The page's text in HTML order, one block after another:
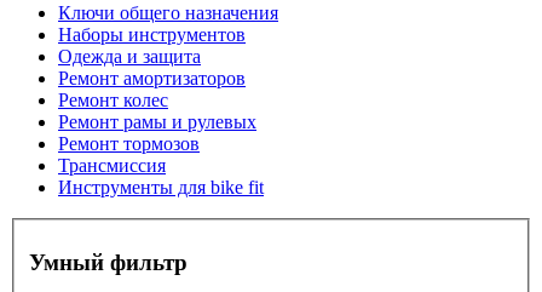
Ключи общего назначения
Наборы инструментов
Одежда и защита
Ремонт амортизаторов
Ремонт колес
Ремонт рамы и рулевых
Ремонт тормозов
Трансмиссия
Инструменты для bike fit
Умный фильтр